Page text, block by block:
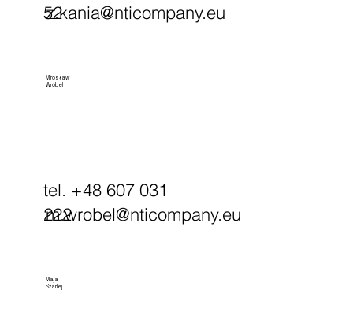
z.kania@nticompany.eu
52
Mirosław
Wróbel
m.wrobel@nticompany.eu
tel. +48 607 031
222
Maja
Szarlej